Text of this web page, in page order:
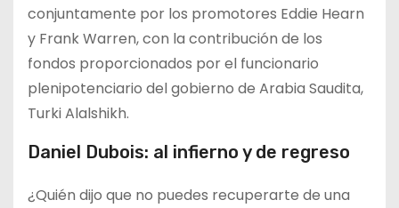
conjuntamente por los promotores Eddie Hearn
y Frank Warren, con la contribución de los
fondos proporcionados por el funcionario
plenipotenciario del gobierno de Arabia Saudita,
Turki Alalshikh.
Daniel Dubois: al infierno y de regreso
¿Quién dijo que no puedes recuperarte de una